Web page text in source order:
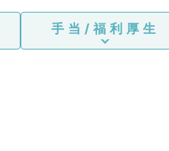
手当/福利厚生